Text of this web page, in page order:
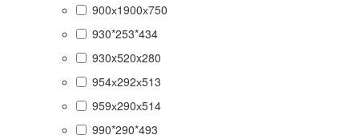
900х1900х750
930*253*434
930x520x280
954х292х513
959х290х514
990*290*493